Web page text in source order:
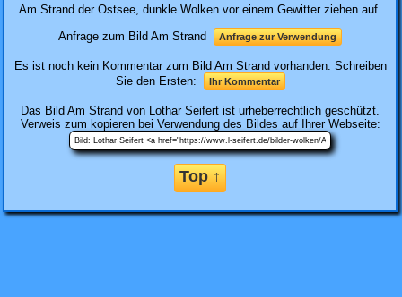
Am Strand der Ostsee, dunkle Wolken vor einem Gewitter ziehen auf.
Anfrage zum Bild Am Strand
Anfrage zur Verwendung
Es ist noch kein Kommentar zum Bild Am Strand vorhanden. Schreiben
Sie den Ersten:
Ihr Kommentar
Das BildAm Strand von Lothar Seifert ist urheberrechtlich geschützt.
Verweis zum kopieren bei Verwendung des Bildes auf Ihrer Webseite:
Top ↑